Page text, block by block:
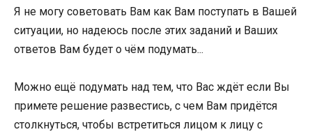
Я не могу советовать Вам как Вам поступать в Вашей
ситуации, но надеюсь после этих заданий и Ваших
ответов Вам будет о чём подумать...
Можно ещё подумать над тем, что Вас ждёт если Вы
примете решение развестись, с чем Вам придётся
столкнуться, чтобы встретиться лицом к лицу с